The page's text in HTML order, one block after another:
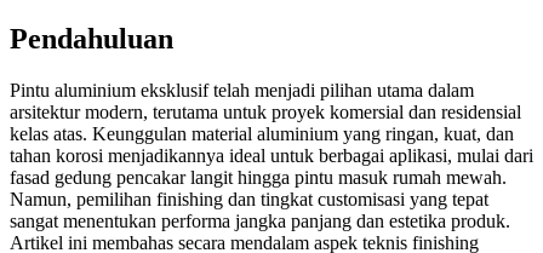
Pendahuluan
Pintu aluminium eksklusif telah menjadi pilihan utama dalam
arsitektur modern, terutama untuk proyek komersial dan residensial
kelas atas. Keunggulan material aluminium yang ringan, kuat, dan
tahan korosi menjadikannya ideal untuk berbagai aplikasi, mulai dari
fasad gedung pencakar langit hingga pintu masuk rumah mewah.
Namun, pemilihan finishing dan tingkat customisasi yang tepat
sangat menentukan performa jangka panjang dan estetika produk.
Artikel ini membahas secara mendalam aspek teknis finishing